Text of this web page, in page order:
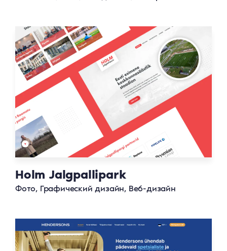
Holm Jalgpallipark
Фото, Графический дизайн, Веб-дизайн